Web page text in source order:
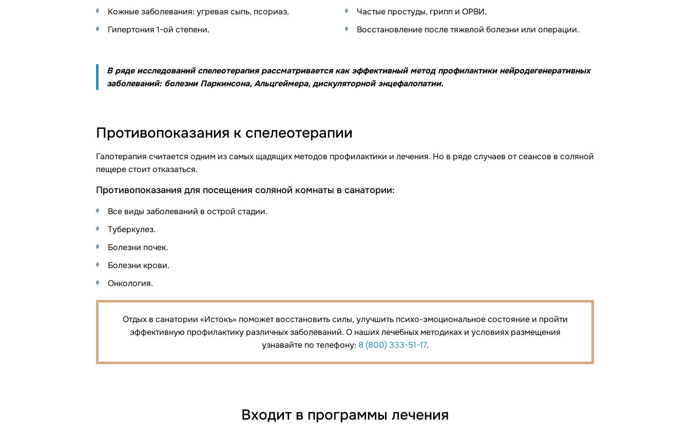
Кожные заболевания: угревая сыпь, псориаз.
Гипертония 1-ой степени.
Частые простуды, грипп и ОРВИ.
Восстановление после тяжелой болезни или операции.
В ряде исследований спелеотерапия рассматривается как эффективный метод профилактики нейродегенеративных
заболеваний: болезни Паркинсона, Альцгеймера, дискуляторной энцефалопатии.
Противопоказания к спелеотерапии
Галотерапия считается одним из самых щадящих методов профилактики и лечения. Но в ряде случаев от сеансов в соляной
пещере стоит отказаться.
Противопоказания для посещения соляной комнаты в санатории:
Все виды заболеваний в острой стадии.
Туберкулез.
Болезни почек.
Болезни крови.
Онкология.
Отдых в санатории «Истокъ» поможет восстановить силы, улучшить психо-эмоциональное состояние и пройти
эффективную профилактику различных заболеваний. О наших лечебных методиках и условиях размещения
узнавайте по телефону: 8 (800) 333-51-17.
Входит в программы лечения